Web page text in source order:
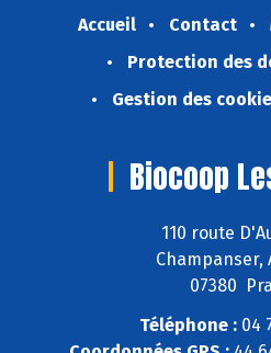
Accueil Contact
Protection des
Gestion des
Biocoop
110 route
Champanser,
07380
Téléphone : 04